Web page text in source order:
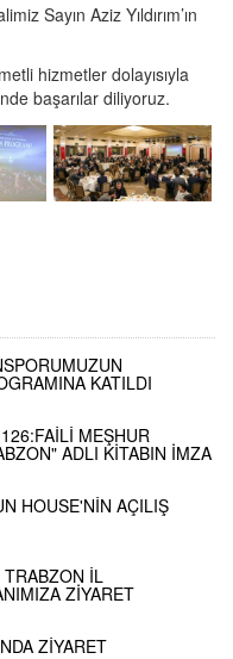
Sayın Aziz Yıldırım’ın
hizmetler dolayısıyla
başarılar diliyoruz.
KATILDI
MEŞHUR
ADLI KİTABIN İMZA
HOUSE'NİN AÇILIŞ
İL
ZİYARET
ZİYARET